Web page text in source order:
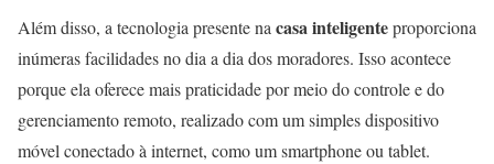
Além disso, a tecnologia presente nacasa inteligenteproporciona
inúmeras facilidades no dia a dia dos moradores. Isso acontece
porque ela oferece mais praticidade por meio do controle e do
gerenciamento remoto, realizado com um simples dispositivo
móvel conectado à internet, como um smartphone ou tablet.